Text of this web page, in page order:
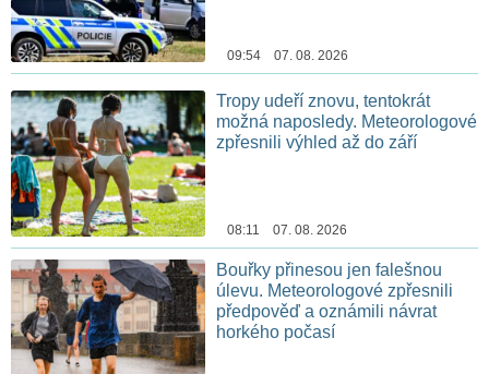
09:54 07. 08. 2026
Tropy udeří znovu, tentokrát
možná naposledy. Meteorologové
zpřesnili výhled až do září
08:11 07. 08. 2026
Bouřky přinesou jen falešnou
úlevu. Meteorologové zpřesnili
předpověď a oznámili návrat
horkého počasí